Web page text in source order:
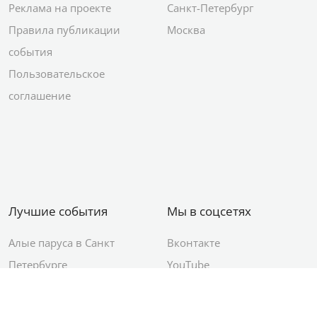
Реклама на проекте
Правила публикации
события
Пользовательское
соглашение
Санкт-Петербург
Москва
Лучшие события
Алые паруса в Санкт
Петербурге
Мы в соцсетях
Вконтакте
YouTube